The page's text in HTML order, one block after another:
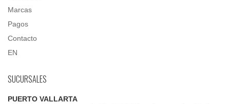
Marcas
Pagos
Contacto
EN
SUCURSALES
PUERTO VALLARTA